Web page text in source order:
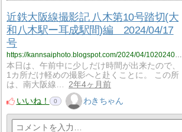
近鉄大阪線撮影記 八木第10号踏切(大
和八木駅ー耳成駅間)編 2024/04/17
号
https://kannsaiphoto.blogspot.com/2024/04/1020240417.html
本日は、午前中に少しだけ時間が出来たので、
1カ所だけ軽めの撮影へと赴くことに。 この所
は、南大阪線…
2年4ヶ月前
いいね！
0 わきちゃん